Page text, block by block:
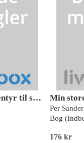
Peter Kanin: Eventyr til sovetid
Per
Bog
176 kr